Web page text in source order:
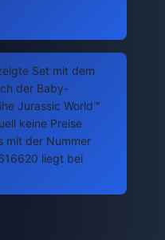
Set mit dem
der Baby-
Jurassic World™
keine Preise
mit der Nummer
liegt bei